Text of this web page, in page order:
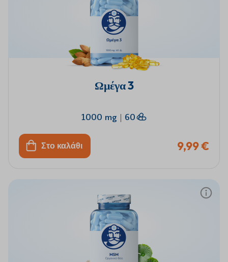
Ωμέγα 3
1000 mg | 60
Στο καλάθι 9,99 €